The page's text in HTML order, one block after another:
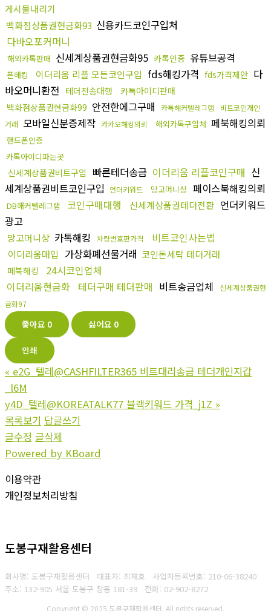
게시물내리기
백화점상품권현금화93 신용카드코인구입처
다바오포커머니
해외카톡판매 신세계상품권현금화95 카톡인증 유튜브공격
폰해킹 이더리움 리플 모든코인구입 fds해킹가격 fds가격제안 다
바오머니환전 테더전송대행
카톡아이디판매
백화점상품권현금화99 안전한에그구매 카톡해커텔레그램
비트코인개인
거래 모바일신분증제작 카카오해킹의뢰 해외카톡구입처 페북해킹의뢰
핸드폰인증
카톡아이디파는곳
신세계상품권비트구입 빠른테더송금 이더리움 리플코인구매 신
세계상품권비트코인구입
언더키워드 망고머니상 페이스북해킹의뢰
DB해커텔레그램 코인구매대행 신세계상품권테더전환 언더키워드
광고
망고머니상 카톡해킹 차량번호판가격 비트코인사는법
이더리움매입 가상화폐선물거래 코인돈세탁 테더거래
페북해킹
24시코인업체
이더리움현금화 테더구매 테더판매 비트송금업체
신세계상품권현
금화97
좋아요 0 싫어요 0
인쇄
« e2G_텔레@CASHFILTER365 비트대리송금 테더개인지갑
_l6M
y4D_텔레@KOREATALK77 블랙키워드 가격_j1Z »
목록보기 답글쓰기
글수정 글삭제
Powered by KBoard
이용약관
개인정보처리방침
도봉구재활용센터
회사명: 도봉구재활용센터 대표자: 최재호 사업자등록번호: 210-06-38240
주소: 132-905 서울 도봉구 창동 181-39 전화: 02-902-8272
Copyright © 2025 도봉구재활용센터. All rights reserved.